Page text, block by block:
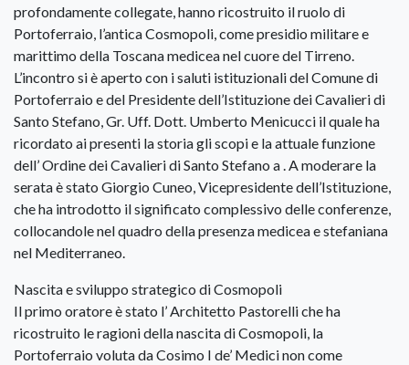
profondamente collegate, hanno ricostruito il ruolo di
Portoferraio, l’antica Cosmopoli, come presidio militare e
marittimo della Toscana medicea nel cuore del Tirreno.
L’incontro si è aperto con i saluti istituzionali del Comune di
Portoferraio e del Presidente dell’Istituzione dei Cavalieri di
Santo Stefano, Gr. Uff. Dott. Umberto Menicucci il quale ha
ricordato ai presenti la storia gli scopi e la attuale funzione
dell’ Ordine dei Cavalieri di Santo Stefano a . A moderare la
serata è stato Giorgio Cuneo, Vicepresidente dell’Istituzione,
che ha introdotto il significato complessivo delle conferenze,
collocandole nel quadro della presenza medicea e stefaniana
nel Mediterraneo.
Nascita e sviluppo strategico di Cosmopoli
Il primo oratore è stato l’ Architetto Pastorelli che ha
ricostruito le ragioni della nascita di Cosmopoli, la
Portoferraio voluta da Cosimo I de’ Medici non come